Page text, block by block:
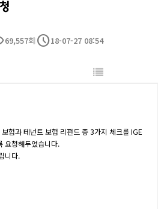
69,557회 schedule18-07-27 08:54
험과 테넌트 보험 리펀드 총 3가지 체크를 IGE
요청해두었습니다.
니다.